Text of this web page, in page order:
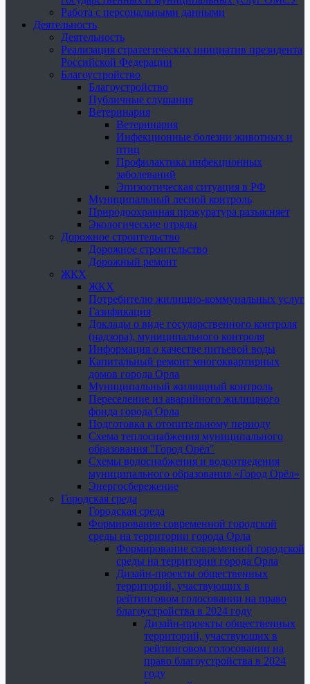
Работа с персональными данными
Деятельность
Деятельность
Реализация стратегических инициатив президента
Российской Федерации
Благоустройство
Благоустройство
Публичные слушания
Ветеринария
Ветеринария
Инфекционные болезни животных и
птиц
Профилактика инфекционных
заболеваний
Эпизоотическая ситуация в РФ
Муниципальный лесной контроль
Природоохранная прокуратура разъясняет
Экологические отряды
Дорожное строительство
Дорожное строительство
Дорожный ремонт
ЖКХ
ЖКХ
Потребителю жилищно-коммунальных услуг
Газификация
Доклады о виде государственного контроля
(надзора), муниципального контроля
Информация о качестве питьевой воды
Капитальный ремонт многоквартирных
домов города Орла
Муниципальный жилищный контроль
Переселение из аварийного жилищного
фонда города Орла
Подготовка к отопительному периоду
Схема теплоснабжения муниципального
образования "Город Орёл"
Схемы водоснабжения и водоотведения
муниципального образования «Город Орёл»
Энергосбережение
Городская среда
Городская среда
Формирование современной городской
среды на территории города Орла
Формирование современной городской
среды на территории города Орла
Дизайн-проекты общественных
территорий, участвующих в
рейтинговом голосовании на право
благоустройства в 2024 году
Дизайн-проекты общественных
территорий, участвующих в
рейтинговом голосовании на
право благоустройства в 2024
году